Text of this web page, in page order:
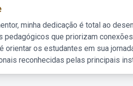
minha dedicação é total ao
pedagógicos que priorizam
orientar os estudantes em sua
reconhecidas pelas principais